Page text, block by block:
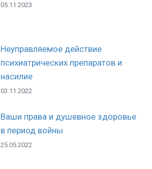
05.11.2023
Неуправляемое действие
психиатрических препаратов и
насилие
03.11.2022
Ваши права и душевное здоровье
в период войны
25.05.2022